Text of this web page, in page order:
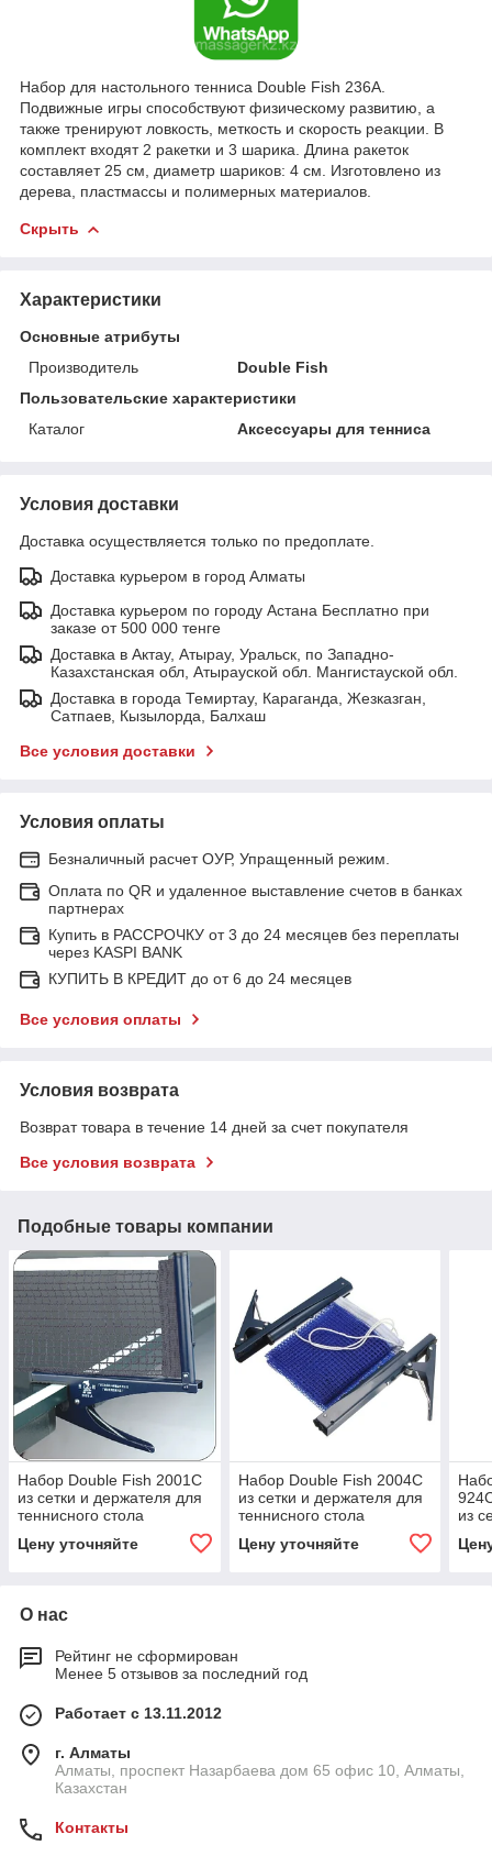
Набор для настольного тенниса Double Fish 236А.
Подвижные игры способствуют физическому развитию, а
также тренируют ловкость, меткость и скорость реакции. В
комплект входят 2 ракетки и 3 шарика. Длина ракеток
составляет 25 см, диаметр шариков: 4 см. Изготовлено из
дерева, пластмассы и полимерных материалов.
Скрыть
Характеристики
Основные атрибуты
Производитель
Double Fish
Пользовательские характеристики
Каталог
Аксессуары для тенниса
Условия доставки
Доставка осуществляется только по предоплате.
Доставка курьером в город Алматы
Доставка курьером по городу Астана Бесплатно при
заказе от 500 000 тенге
Доставка в Актау, Атырау, Уральск, по Западно-
Казахстанская обл, Атырауской обл. Мангистауской обл.
Доставка в города Темиртау, Караганда, Жезказган,
Сатпаев, Кызылорда, Балхаш
Все условия доставки
Условия оплаты
Безналичный расчет ОУР, Упращенный режим.
Оплата по QR и удаленное выставление счетов в банках
партнерах
Купить в РАССРОЧКУ от 3 до 24 месяцев без переплаты
через KASPI BANK
КУПИТЬ В КРЕДИТ до от 6 до 24 месяцев
Все условия оплаты
Условия возврата
Возврат товара в течение 14 дней за счет покупателя
Все условия возврата
Подобные товары компании
Набор Double Fish 2001C
из сетки и держателя для
теннисного стола
Цену уточняйте
Набор Double Fish 2004C
из сетки и держателя для
теннисного стола
Цену уточняйте
из
О нас
Рейтинг не сформирован
Менее 5 отзывов за последний год
Работает с 13.11.2012
г. Алматы
Алматы, проспект Назарбаева дом 65 офис 10, Алматы,
Казахстан
Контакты